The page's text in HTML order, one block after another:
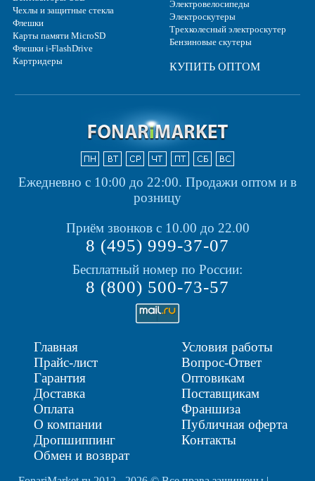
Чехлы и защитные стекла
Флешки
Карты памяти MicroSD
Флешки i-FlashDrive
Картридеры
Электровелосипеды
Электроскутеры
Трехколесный электроскутер
Бензиновые скутеры
КУПИТЬ ОПТОМ
Ежедневно с 10:00 до 22:00. Продажи оптом и в
розницу
Приём звонков с 10.00 до 22.00
8 (495) 999-37-07
Бесплатный номер по России:
8 (800) 500-73-57
Главная
Прайс-лист
Гарантия
Доставка
Оплата
О компании
Дропшиппинг
Обмен и возврат
Условия работы
Вопрос-Ответ
Оптовикам
Поставщикам
Франшиза
Публичная оферта
Контакты